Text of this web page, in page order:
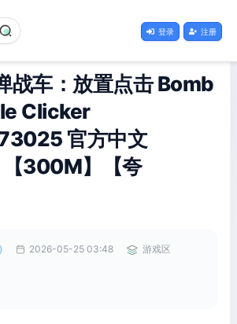
登录 注册
战车：放置点击 Bomb
Clicker
官方中文
【300M】【夸
2026-05-25 03:48
游戏区